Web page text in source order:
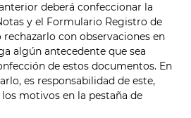
deberá confeccionar la
y el Formulario Registro de
con observaciones en
algún antecedente que sea
de estos documentos. En
es responsabilidad de este,
motivos en la pestaña de